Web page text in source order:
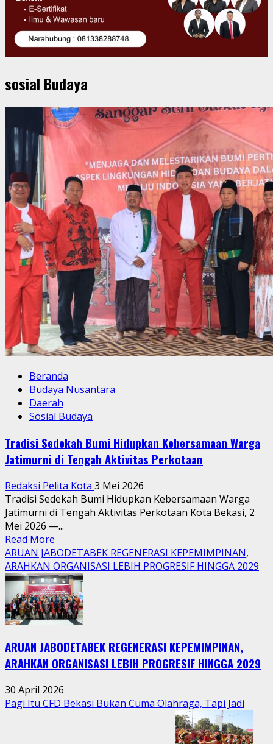
sosial Budaya
Beranda
Budaya Nusantara
Daerah
Sosial Budaya
Tradisi Sedekah Bumi Hidupkan Kebersamaan Warga
Jatimurni di Tengah Aktivitas Perkotaan
Redaksi Pelita Kota 3 Mei 2026
Tradisi Sedekah Bumi Hidupkan Kebersamaan Warga
Jatimurni di Tengah Aktivitas Perkotaan Kota Bekasi, 2
Mei 2026 —...
Read More
more
about
Tradisi
Sedekah
Bumi
Hidupkan
Warga
Jatimurni
di
Tengah
Aktivitas
ARUAN JABODETABEK REGENERASI KEPEMIMPINAN,
ARAHKAN ORGANISASI LEBIH PROGRESIF HINGGA 2029
ARUAN JABODETABEK REGENERASI KEPEMIMPINAN,
ARAHKAN ORGANISASI LEBIH PROGRESIF HINGGA 2029
30 April 2026
Pagi Itu CFD Bekasi Bukan Cuma Olahraga, Tapi Jadi